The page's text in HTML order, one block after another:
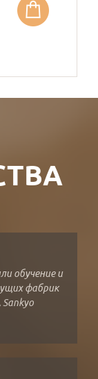
обучение и
фабрик
Sankyo